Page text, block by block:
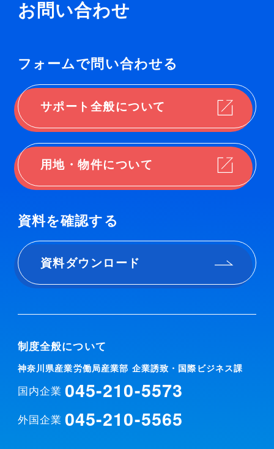
お問い合わせ
フォームで問い合わせる
サポート全般について
用地・物件について
資料を確認する
資料ダウンロード
制度全般について
神奈川県産業労働局産業部 企業誘致・国際ビジネス課
国内企業 045-210-5573
外国企業 045-210-5565